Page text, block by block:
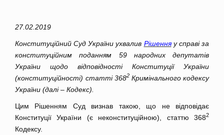
27.02.2019
Конституційний Суд України ухвалив Рішенняу справі за
конституційним поданням 59 народних депутатів
України щодо відповідності Конституції України
(конституційності) статті 3682 Кримінального кодексу
України (далі – Кодекс).
Цим Рішенням Суд визнав такою, що не відповідає
Конституції України (є неконституційною), статтю 3682
Кодексу.